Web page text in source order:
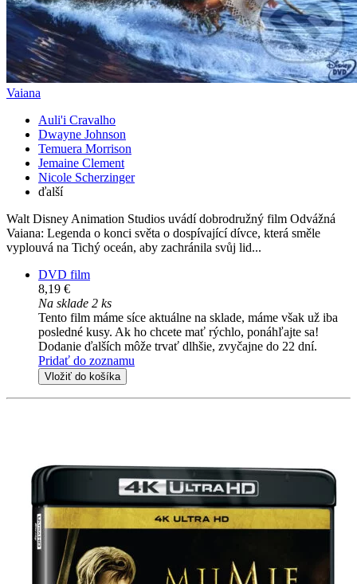
Vaiana
Auli'i Cravalho
Dwayne Johnson
Temuera Morrison
Jemaine Clement
Nicole Scherzinger
ďalší
Walt Disney Animation Studios uvádí dobrodružný film Odvážná
Vaiana: Legenda o konci světa o dospívající dívce, která směle
vyplouvá na Tichý oceán, aby zachránila svůj lid...
DVD film
8,19 €
Na sklade 2 ks
Tento film máme síce aktuálne na sklade, máme však už iba
posledné kusy. Ak ho chcete mať rýchlo, ponáhľajte sa!
Dodanie ďalších môže trvať dlhšie, zvyčajne do 22 dní.
Pridať do zoznamu
Vložiť do košíka